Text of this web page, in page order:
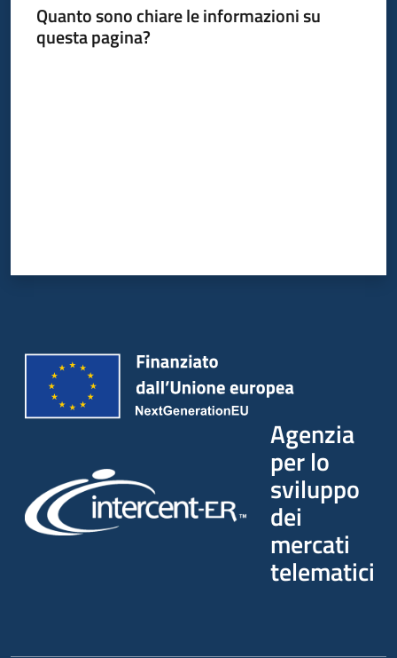
Quanto sono chiare le informazioni su
questa pagina?
Agenzia
per lo
sviluppo
dei
mercati
telematici